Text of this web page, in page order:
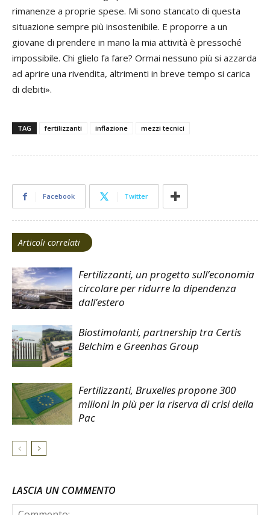
rimanenze a proprie spese. Mi sono stancato di questa
situazione sempre più insostenibile. E proporre a un
giovane di prendere in mano la mia attività è pressoché
impossibile. Chi glielo fa fare? Ormai nessuno più si azzarda
ad aprire una rivendita, altrimenti in breve tempo si carica
di debiti».
TAG fertilizzanti inflazione mezzi tecnici
Facebook Twitter
Articoli correlati
Fertilizzanti, un progetto sull’economia
circolare per ridurre la dipendenza
dall’estero
Biostimolanti, partnership tra Certis
Belchim e Greenhas Group
Fertilizzanti, Bruxelles propone 300
milioni in più per la riserva di crisi della
Pac
LASCIA UN COMMENTO